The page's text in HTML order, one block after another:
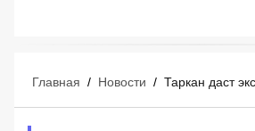
Главная / Новости /